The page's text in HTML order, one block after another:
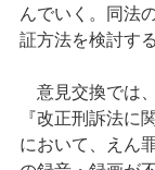
んでいく。同法
証方法を検討す
意見交換では
『改正刑訴法に
において、えん